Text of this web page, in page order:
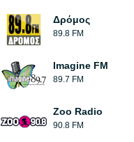
Δρόμος
89.8 FM
Imagine FM
89.7 FM
Zoo Radio
90.8 FM